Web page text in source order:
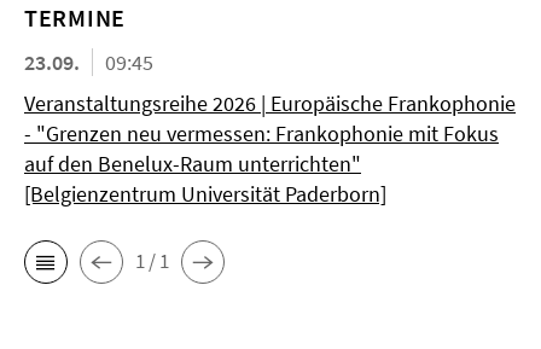
TERMINE
23.09.
09:45
Veranstaltungsreihe 2026 | Europäische Frankophonie
- "Grenzen neu vermessen: Frankophonie mit Fokus
auf den Benelux-Raum unterrichten"
[Belgienzentrum Universität Paderborn]
1 / 1